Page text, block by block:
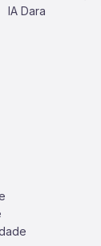
IA Dara